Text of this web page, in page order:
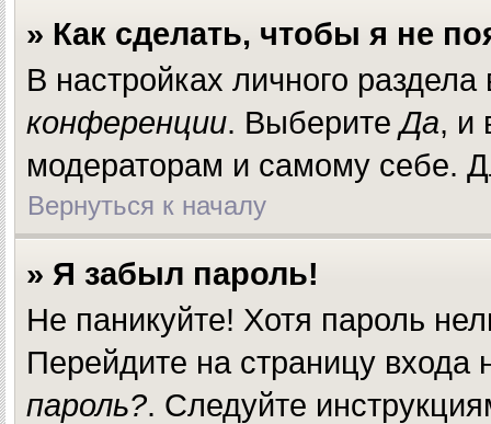
» Как сделать, чтобы я не
В настройках личного
конференции. ВыберитеДа, и
модераторам и самому себе.
Вернуться к началу
» Я забыл пароль!
Не паникуйте! Хотя пароль
Перейдите на страницу
пароль?. Следуйте